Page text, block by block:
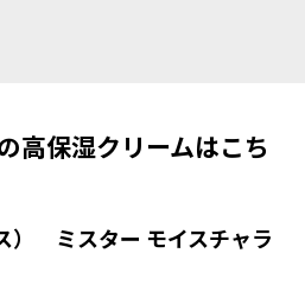
高保湿クリームはこち
） ミスター モイスチャラ